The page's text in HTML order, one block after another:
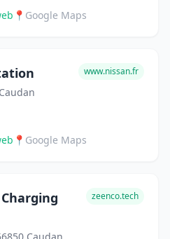
📍 Google Maps
www.nissan.fr
📍 Google Maps
zeenco.tech